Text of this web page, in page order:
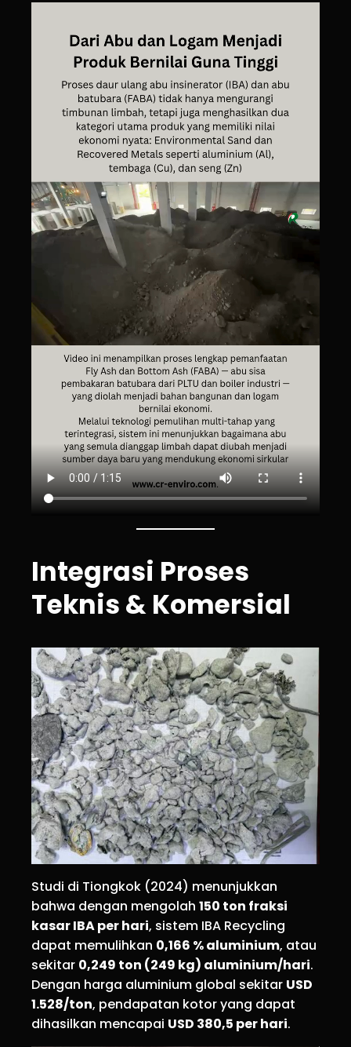
Integrasi Proses
Teknis & Komersial
Studi di Tiongkok (2024) menunjukkan
bahwa dengan mengolah 150 ton fraksi
kasar IBA per hari, sistem IBA Recycling
dapat memulihkan 0,166 % aluminium, atau
sekitar 0,249 ton (249 kg) aluminium/hari.
Dengan harga aluminium global sekitar USD
1.528/ton, pendapatan kotor yang dapat
dihasilkan mencapai USD 380,5 per hari.